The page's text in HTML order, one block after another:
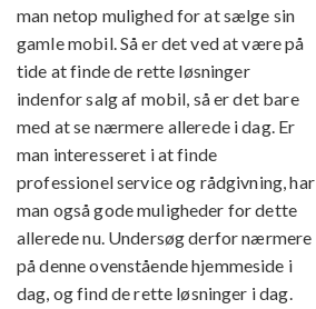
man netop mulighed for at sælge sin
gamle mobil. Så er det ved at være på
tide at finde de rette løsninger
indenfor salg af mobil, så er det bare
med at se nærmere allerede i dag. Er
man interesseret i at finde
professionel service og rådgivning, har
man også gode muligheder for dette
allerede nu. Undersøg derfor nærmere
på denne ovenstående hjemmeside i
dag, og find de rette løsninger i dag.